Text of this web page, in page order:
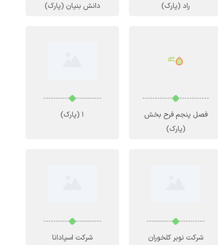
راد (پارک)
دانش بنیان (پارک)
فصل پنجم فرح بخش
(پارک)
1 (پارک)
شرکت نوبر کلخوران شرکت اسپادانا